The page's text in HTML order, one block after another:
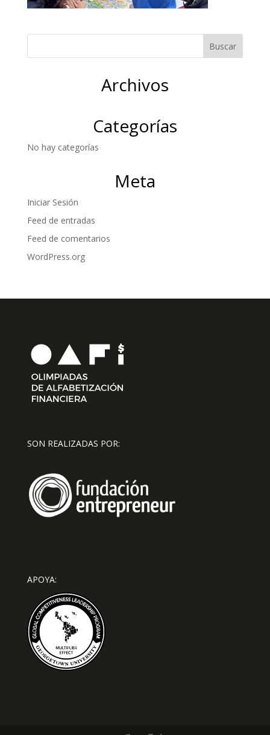
Archivos
Categorías
No hay categorías
Meta
Iniciar Sesión
Feed de entradas
Feed de comentarios
WordPress.org
SON REALIZADAS POR:
APOYA: